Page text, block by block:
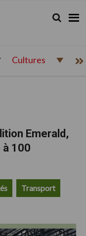
Cultures
Emerald,
100
Transport